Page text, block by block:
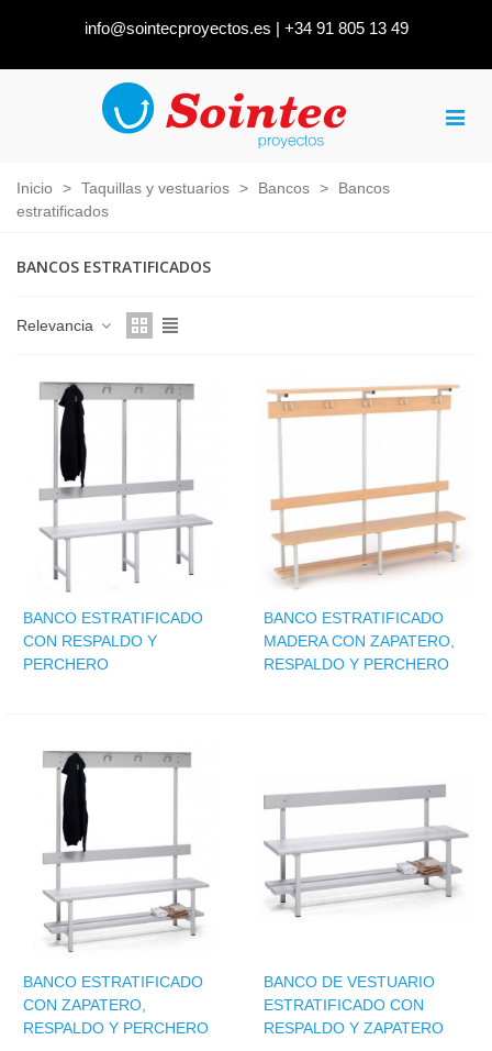
info@sointecproyectos.es | +34 91 805 13 49
Inicio > Taquillas y vestuarios > Bancos >
Bancos
estratificados
BANCOS ESTRATIFICADOS
Relevancia
BANCO ESTRATIFICADO
CON RESPALDO Y
PERCHERO
BANCO ESTRATIFICADO
MADERA CON ZAPATERO,
RESPALDO Y PERCHERO
BANCO ESTRATIFICADO
CON ZAPATERO,
RESPALDO Y PERCHERO
BANCO DE VESTUARIO
ESTRATIFICADO CON
RESPALDO Y ZAPATERO